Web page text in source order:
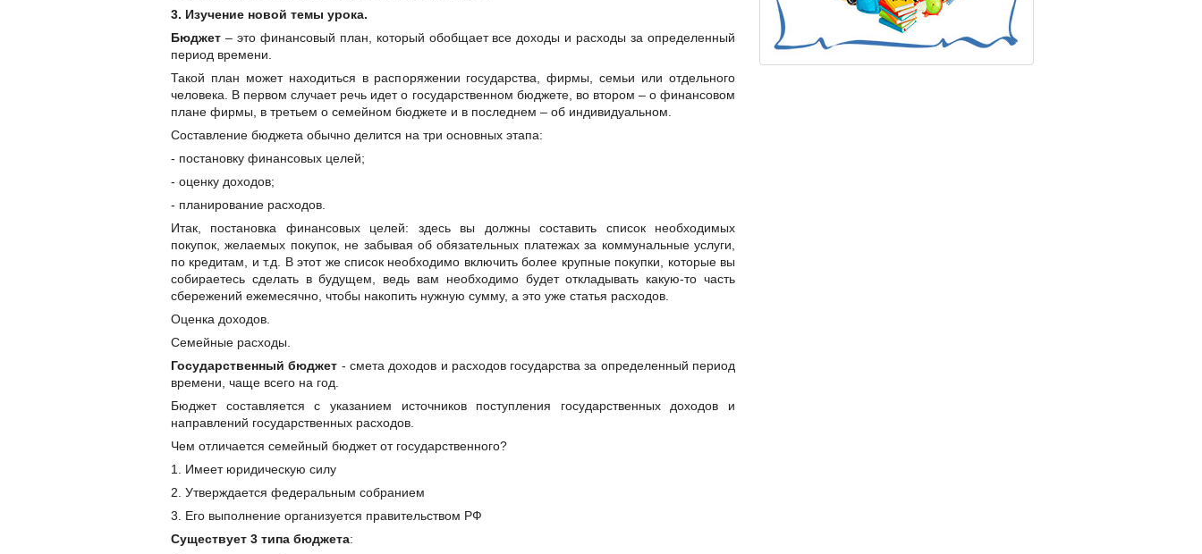
3. Изучение новой темы урока.
Бюджет – это финансовый план, который обобщает все доходы и расходы за определенный
период времени.
Такой план может находиться в распоряжении государства, фирмы, семьи или отдельного
человека. В первом случает речь идет о государственном бюджете, во втором – о финансовом
плане фирмы, в третьем о семейном бюджете и в последнем – об индивидуальном.
Составление бюджета обычно делится на три основных этапа:
- постановку финансовых целей;
- оценку доходов;
- планирование расходов.
Итак, постановка финансовых целей: здесь вы должны составить список необходимых
покупок, желаемых покупок, не забывая об обязательных платежах за коммунальные услуги,
по кредитам, и т.д. В этот же список необходимо включить более крупные покупки, которые вы
собираетесь сделать в будущем, ведь вам необходимо будет откладывать какую-то часть
сбережений ежемесячно, чтобы накопить нужную сумму, а это уже статья расходов.
Оценка доходов.
Семейные расходы.
Государственный бюджет - смета доходов и расходов государства за определенный период
времени, чаще всего на год.
Бюджет составляется с указанием источников поступления государственных доходов и
направлений государственных расходов.
Чем отличается семейный бюджет от государственного?
1. Имеет юридическую силу
2. Утверждается федеральным собранием
3. Его выполнение организуется правительством РФ
Существует 3 типа бюджета: